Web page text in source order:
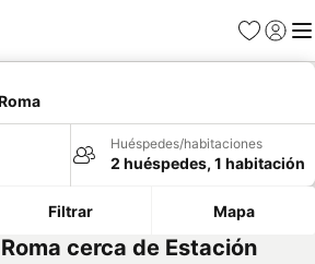
Favoritos
Iniciar
Huéspedes/habitaciones
2 huéspedes, 1 habitación
Filtrar Mapa
cerca de Estación